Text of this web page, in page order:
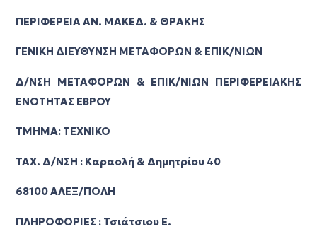
ΠΕΡΙΦΕΡΕΙΑ ΑΝ. ΜΑΚΕΔ. & ΘΡΑΚΗΣ
ΓΕΝΙΚΗ ΔΙΕΥΘΥΝΣΗ ΜΕΤΑΦΟΡΩΝ & ΕΠΙΚ/ΝΙΩΝ
Δ/ΝΣΗ ΜΕΤΑΦΟΡΩΝ & ΕΠΙΚ/ΝΙΩΝ ΠΕΡΙΦΕΡΕΙΑΚΗΣ
ΕΝΟΤΗΤΑΣ ΕΒΡΟΥ
TMHMA: ΤΕΧΝΙΚΟ
ΤΑΧ. Δ/ΝΣΗ : Kαραολή & Δημητρίου 40
68100 ΑΛΕΞ/ΠΟΛΗ
ΠΛΗΡΟΦΟΡΙΕΣ : Τσιάτσιου Ε.